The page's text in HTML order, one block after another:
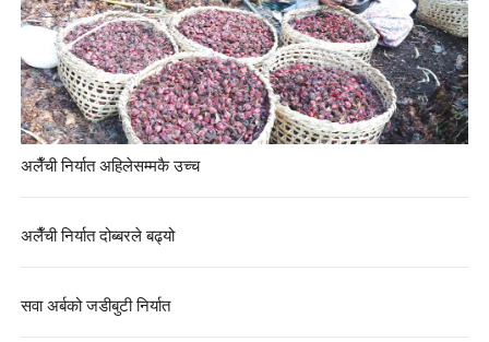
अलैँची निर्यात अहिलेसम्मकै उच्च
अलैँची निर्यात दोब्बरले बढ्यो
सवा अर्बको जडीबुटी निर्यात